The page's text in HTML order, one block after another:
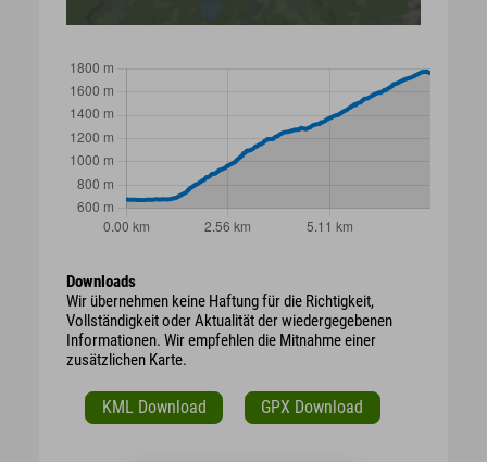
Downloads
Wir übernehmen keine Haftung für die Richtigkeit,
Vollständigkeit oder Aktualität der wiedergegebenen
Informationen. Wir empfehlen die Mitnahme einer
zusätzlichen Karte.
KML Download GPX Download